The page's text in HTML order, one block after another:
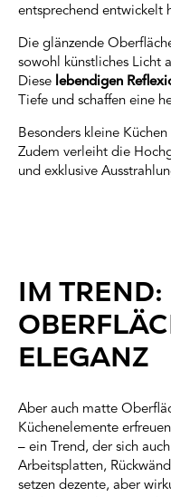
entsprechend entwickelt
Die glänzende
sowohl künstliches Licht
Diese lebendigen
Tiefe und schaffen eine
Besonders kleine
Zudem verleiht die
und exklusive
IM TREND:
ELEGANZ
Aber auch matte
Küchenelemente
– ein Trend, der sich
Arbeitsplatten,
setzen dezente, aber